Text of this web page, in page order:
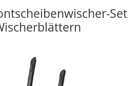
Set